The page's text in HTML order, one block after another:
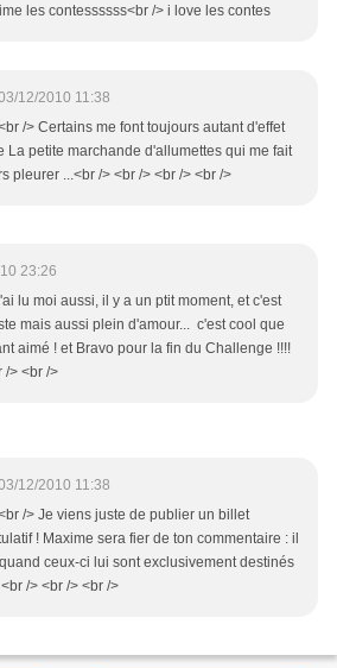
les contessssss<br /> i love les contes
12/2010 11:38
/> Certains me font toujours autant d'effet
La petite marchande d'allumettes qui me fait
pleurer ...<br /> <br /> <br /> <br />
23:26
lu moi aussi, il y a un ptit moment, et c'est
mais aussi plein d'amour... c'est cool que
aimé ! et Bravo pour la fin du Challenge !!!!
/> <br />
12/2010 11:38
/> Je viens juste de publier un billet
! Maxime sera fier de ton commentaire : il
ceux-ci lui sont exclusivement destinés
/> <br /> <br />